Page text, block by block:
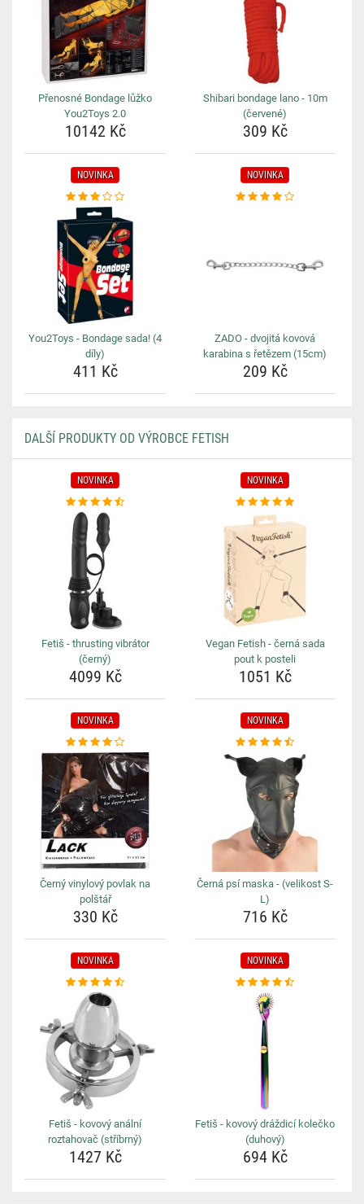
Přenosné Bondage lůžko
You2Toys 2.0
10142 Kč
Shibari bondage lano - 10m
(červené)
309 Kč
NOVINKA
You2Toys - Bondage sada! (4
díly)
411 Kč
NOVINKA
ZADO - dvojitá kovová
karabina s řetězem (15cm)
209 Kč
DALŠÍ PRODUKTY OD VÝROBCE FETISH
NOVINKA
Fetiš - thrusting vibrátor
(černý)
4099 Kč
NOVINKA
Vegan Fetish - černá sada
pout k posteli
1051 Kč
NOVINKA
Černý vinylový povlak na
polštář
330 Kč
NOVINKA
Černá psí maska - (velikost S-
L)
716 Kč
NOVINKA
Fetiš - kovový anální
roztahovač (stříbrný)
1427 Kč
NOVINKA
Fetiš - kovový dráždicí kolečko
(duhový)
694 Kč